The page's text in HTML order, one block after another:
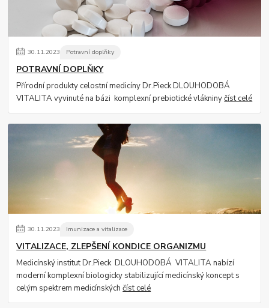
30.11.2023 Potravní doplňky
POTRAVNÍ DOPLŇKY
Přírodní produkty celostní medicíny Dr.Pieck DLOUHODOBÁ
VITALITA vyvinuté na bázi komplexní prebiotické vlákninyčíst celé
30.11.2023 Imunizace a vitalizace
VITALIZACE, ZLEPŠENÍ KONDICE ORGANIZMU
Medicínský institut Dr.Pieck DLOUHODOBÁ VITALITA nabízí
moderní komplexní biologicky stabilizující medicínský koncept s
celým spektrem medicínskýchčíst celé